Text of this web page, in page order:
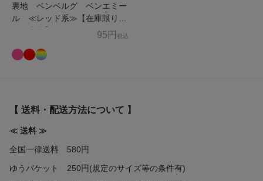
裏地 ベンベルグ ベンエミー
ル ≪レッド系≫【在庫限りで
95円 税込
【 送料・配送方法について 】
≪ 送料 ≫
全国一律送料 580円
ゆうパケット 250円(規定のサイズ等の条件有)